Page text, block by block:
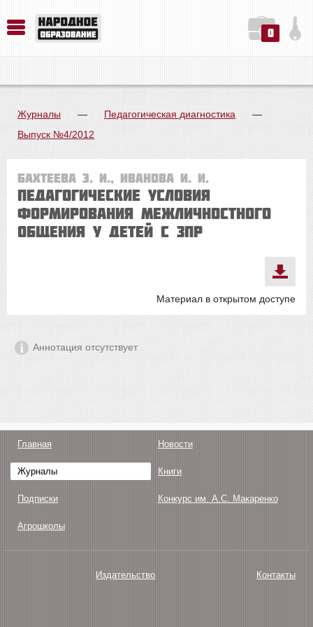
0
Журналы — Педагогическая диагностика
—
Выпуск №4/2012
Бахтеева Э. И., Иванова И. И.
Педагогические условия
формирования межличностного
общения у детей с ЗПР
Материал в открытом доступе
Аннотация отсутствует
Главная Новости
Журналы Книги
Подписки Конкурс им. А.С. Макаренко
Агрошколы
Издательство Контакты